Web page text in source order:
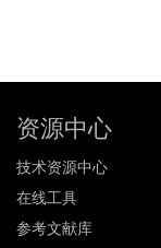
资源中心
技术资源中心
在线工具
参考文献库